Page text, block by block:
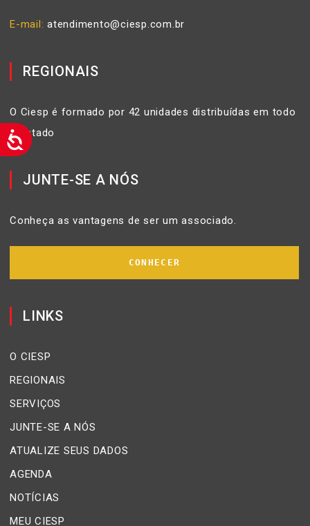
E-mail atendimento@ciesp.com.br
REGIONAIS
O Ciesp é formado por 42 unidades distribuídas em todo
o Estado
JUNTE-SE A NÓS
Conheça as vantagens de ser um associado.
CONHECER
LINKS
O CIESP
REGIONAIS
SERVIÇOS
JUNTE-SE A NÓS
ATUALIZE SEUS DADOS
AGENDA
NOTÍCIAS
MEU CIESP